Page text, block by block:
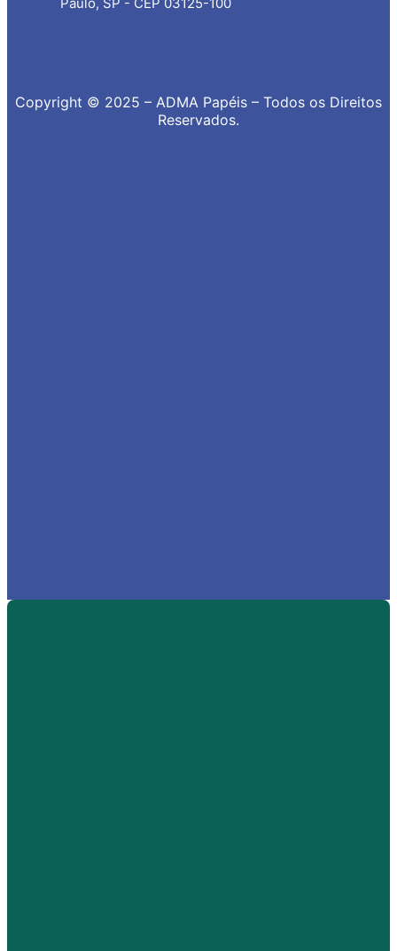
Copyright © 2025 – ADMA Papéis – Todos os Direitos
Reservados.